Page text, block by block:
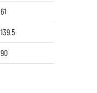
61
139.5
90